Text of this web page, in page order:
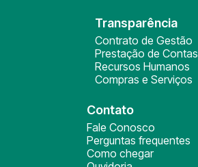
Transparência
Contrato de Gestão
Prestação de Contas
Recursos Humanos
Compras e Serviços
Contato
Fale Conosco
Perguntas frequentes
Como chegar